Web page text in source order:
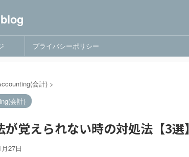
プライバシーポリシー
会計) >
会計)
が覚えられない時の対処法【3選】
27日